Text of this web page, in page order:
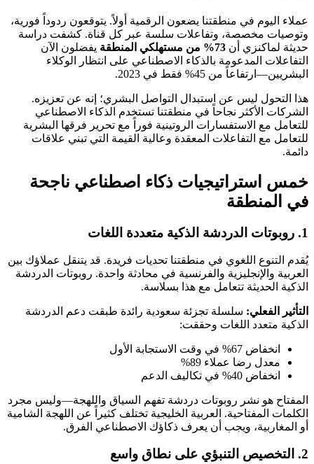
عملاء اليوم في منطقتنا يضعون الرقمية أولاً. يتوقعون ردوداً فورية،
وتوصيات مخصصة، وتفاعلات سلسة عبر كل قناة. كشفت دراسة
حديثة لماكنزي أن73% من مستهلكي المنطقة
يفضلون الآن
التفاعلات المدعومة بالذكاء الاصطناعي على انتظار الوكلاء
البشريين—ارتفاعاً من 45% فقط في 2023.
هذا التحول ليس عن استبدال التواصل البشري؛ إنه عن تعزيزه.
الشركات الأكثر نجاحاً في منطقتنا تستخدم الذكاء الاصطناعي
للتعامل مع الاستفسارات الروتينية فوراً مع تحرير فرقها البشرية
للتعامل مع التفاعلات المعقدة وعالية القيمة التي تبني علاقات
دائمة.
خمس استراتيجيات ذكاء اصطناعي ناجحة
في المنطقة
يُقدم التنوع اللغوي في منطقتنا تحديات فريدة. قد يتنقل عملاؤك بين
العربية والإنجليزية والفرنسية في محادثة واحدة. روبوتات الدردشة
الذكية الحديثة تتعامل مع هذا بسلاسة.
التأثير الفعلي:سلسلة تجزئة سعودية رائدة طبقت دعم الدردشة
الذكية متعدد اللغات وحققت:
انخفاض 67% في وقت الاستجابة الأول
معدل رضا عملاء 89%
انخفاض 40% في تكاليف الدعم
المفتاح هو نشر روبوتات دردشة تفهم السياق واللهجة—وليس مجرد
الكلمات المفتاحية. العربية الخليجية تختلف كثيراً عن اللهجة الشامية
أو المغاربية، ويجب أن يعرف ذكاؤك الاصطناعي الفرق.
2. التخصيص التنبؤي على نطاق واسع